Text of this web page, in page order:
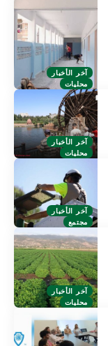
آخر الأخبار
محليات
آخر الأخبار
محليات
آخر الأخبار
مجتمع
آخر الأخبار
محليات